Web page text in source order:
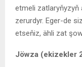
etmeli zatlaryňyzyň
zerurdyr. Eger-de
etseňiz, ähli zat
Jöwza (ekizekler